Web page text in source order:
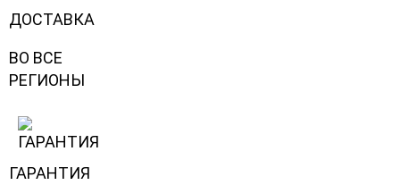
ДОСТАВКА
ВО ВСЕ
РЕГИОНЫ
ГАРАНТИЯ